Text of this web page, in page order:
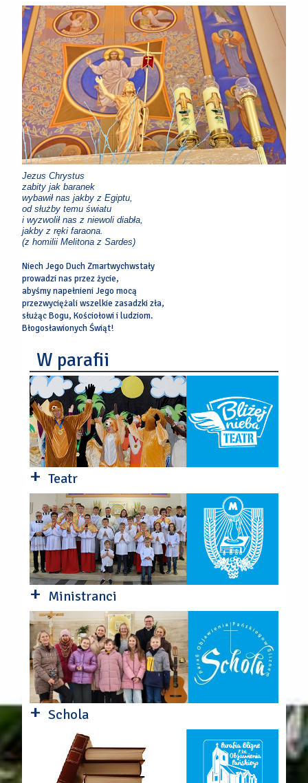
Jezus Chrystus
zabity jak baranek
wybawił nas jakby z Egiptu,
od służby temu światu
i wyzwolił nas z niewoli diabła,
jakby z ręki faraona.
(z homilii Melitona z Sardes)
Niech Jego Duch Zmartwychwstały
prowadzi nas przez życie,
abyśmy napełnieni Jego mocą
przezwyciężali wszelkie zasadzki zła,
służąc Bogu, Kościołowi i ludziom.
Błogosławionych Świąt!
W parafii
+ Teatr
+ Ministranci
+ Schola